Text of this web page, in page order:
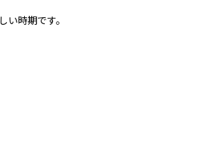
い時期です。